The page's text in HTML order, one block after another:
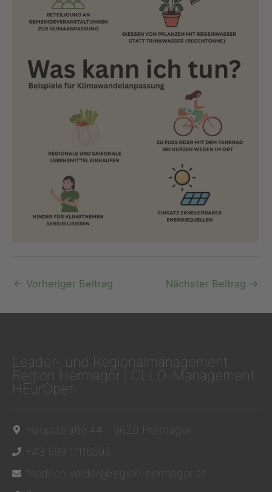
← Vorheriger Beitrag Nächster Beitrag →
Leader- und Regionalmanagement
Region Hermagor | CLLD-Management
HEurOpen
Hauptstraße 44 - 9620 Hermagor
+43 699 11116595
friedrich.veider@region-hermagor.at